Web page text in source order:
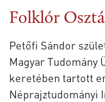
Folklór
Petőfi Sándor
Magyar Tudomány
keretében tartott
Néprajztudományi